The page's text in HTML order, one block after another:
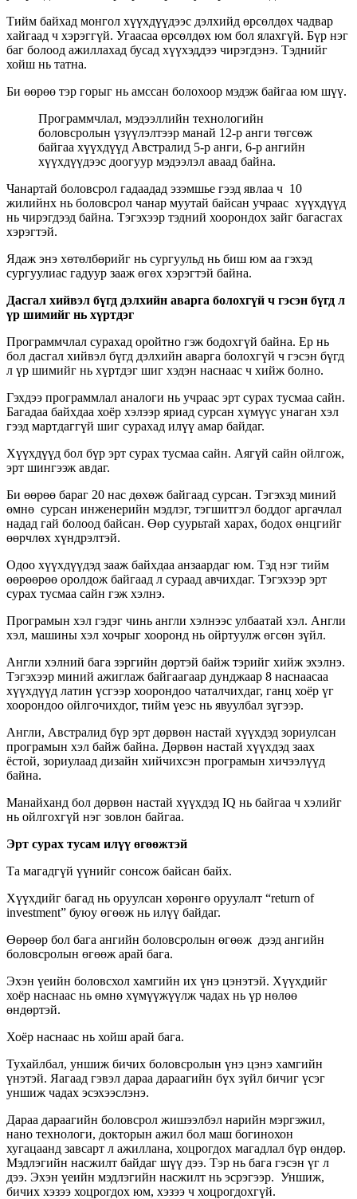
Тийм байхад монгол хүүхдүүдээс дэлхийд өрсөлдөх чадвар
хайгаад ч хэрэггүй. Угаасаа өрсөлдөх юм бол ялахгүй. Бүр нэг
баг болоод ажиллахад бусад хүүхэддээ чирэгдэнэ. Тэднийг
хойш нь татна.
Би өөрөө тэр горыг нь амссан болохоор мэдэж байгаа юм шүү.
Программчлал, мэдээллийн технологийн
боловсролын үзүүлэлтээр манай 12-р анги төгсөж
байгаа хүүхдүүд Австралид 5-р анги, 6-р ангийн
хүүхдүүдээс доогуур мэдээлэл аваад байна.
Чанартай боловсрол гадаадад эзэмшье гээд явлаа ч 10
жилийнх нь боловсрол чанар муутай байсан учраас хүүхдүүд
нь чирэгдээд байна. Тэгэхээр тэдний хоорондох зайг багасгах
хэрэгтэй.
Ядаж энэ хөтөлбөрийг нь сургуульд нь биш юм аа гэхэд
сургуулиас гадуур зааж өгөх хэрэгтэй байна.
Дасгал хийвэл бүгд дэлхийн аварга болохгүй ч гэсэн бүгд л
үр шимийг нь хүртдэг
Программчлал сурахад оройтно гэж бодохгүй байна. Ер нь
бол дасгал хийвэл бүгд дэлхийн аварга болохгүй ч гэсэн бүгд
л үр шимийг нь хүртдэг шиг хэдэн наснаас ч хийж болно.
Гэхдээ программлал аналоги нь учраас эрт сурах тусмаа сайн.
Багадаа байхдаа хоёр хэлээр яриад сурсан хүмүүс унаган хэл
гээд мартдаггүй шиг сурахад илүү амар байдаг.
Хүүхдүүд бол бүр эрт сурах тусмаа сайн. Аягүй сайн ойлгож,
эрт шингээж авдаг.
Би өөрөө бараг 20 нас дөхөж байгаад сурсан. Тэгэхэд миний
өмнө сурсан инженерийн мэдлэг, тэгшитгэл боддог аргачлал
надад гай болоод байсан. Өөр суурьтай харах, бодох өнцгийг
өөрчлөх хүндрэлтэй.
Одоо хүүхдүүдэд зааж байхдаа анзаардаг юм. Тэд нэг тийм
өөрөөрөө оролдож байгаад л сураад авчихдаг. Тэгэхээр эрт
сурах тусмаа сайн гэж хэлнэ.
Програмын хэл гэдэг чинь англи хэлнээс улбаатай хэл. Англи
хэл, машины хэл хочрыг хооронд нь ойртуулж өгсөн зүйл.
Англи хэлний бага зэргийн дөртэй байж тэрийг хийж эхэлнэ.
Тэгэхээр миний ажиглаж байгаагаар дунджаар 8 наснаасаа
хүүхдүүд латин үсгээр хоорондоо чаталчихдаг, ганц хоёр үг
хоорондоо ойлгочихдог, тийм үеэс нь явуулбал зүгээр.
Англи, Австралид бүр эрт дөрвөн настай хүүхдэд зориулсан
програмын хэл байж байна. Дөрвөн настай хүүхдэд заах
ёстой, зориулаад дизайн хийчихсэн програмын хичээлүүд
байна.
Манайханд бол дөрвөн настай хүүхдэд IQ нь байгаа ч хэлийг
нь ойлгохгүй нэг зовлон байгаа.
Эрт сурах тусам илүү өгөөжтэй
Та магадгүй үүнийг сонсож байсан байх.
Хүүхдийг багад нь оруулсан хөрөнгө оруулалт “return of
investment” буюу өгөөж нь илүү байдаг.
Өөрөөр бол бага ангийн боловсролын өгөөж дээд ангийн
боловсролын өгөөж арай бага.
Эхэн үеийн боловсхол хамгийн их үнэ цэнэтэй. Хүүхдийг
хоёр наснаас нь өмнө хүмүүжүүлж чадах нь үр нөлөө
өндөртэй.
Хоёр наснаас нь хойш арай бага.
Тухайлбал, уншиж бичих боловсролын үнэ цэнэ хамгийн
үнэтэй. Яагаад гэвэл дараа дараагийн бүх зүйл бичиг үсэг
уншиж чадах эсэхээслэнэ.
Дараа дараагийн боловсрол жишээлбэл нарийн мэргэжил,
нано технологи, докторын ажил бол маш богинохон
хугацаанд завсарт л ажиллана, хоцрогдох магадлал бүр өндөр.
Мэдлэгийн насжилт байдаг шүү дээ. Тэр нь бага гэсэн үг л
дээ. Эхэн үеийн мэдлэгийн насжилт нь эсрэгээр. Уншиж,
бичих хэзээ хоцрогдох юм, хэзээ ч хоцрогдохгүй.